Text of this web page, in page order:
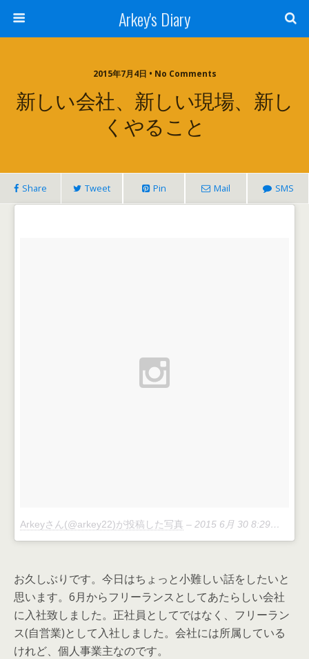
Arkey's Diary
2015年7月4日 • No Comments
新しい会社、新しい現場、新し
くやること
Share Tweet Pin Mail SMS
Arkeyさん(@arkey22)が投稿した写真 – 2015 6月 30 8:29午前 PDT
お久しぶりです。今日はちょっと小難しい話をしたいと
思います。6月からフリーランスとしてあたらしい会社
に入社致しました。正社員としてではなく、フリーラン
ス(自営業)として入社しました。会社には所属している
けれど、個人事業主なのです。